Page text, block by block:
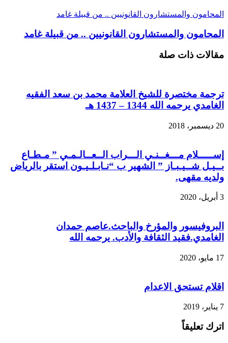
المحامون والمستشارون القانونيين .. من قبيلة غامد
المحامون والمستشارون القانونيين .. من قبيلة غامد
مقالات ذات صلة
ترجمة مختصرة للشيخ العلامة محمد بن سعد الفقيه
الغامدي يرحمه الله 1344 – 1437 هـ
20 ديسمبر، 2018
إســـــلام مـــغــنـي الـــراب الــعــالـمـي ” مـطـاع
بــيـل شــيـبـاز ” الشهير ب “نـابـلـيـون استقر بالرياض
ولديه مقهى.
3 أبريل، 2020
البروفيسور والمؤرخ والباحث.عاصم حمدان
الغامدي.فقيد الثقافة والأدب. يرحمه الله
17 مايو، 2020
اقلام تستحق الاعدام
7 يناير، 2019
اترك تعليقاً